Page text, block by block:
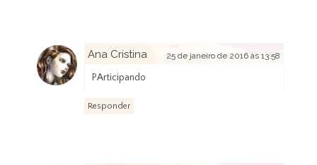
Ana Cristina 25 de janeiro de 2016 às 13:58
PArticipando
Responder